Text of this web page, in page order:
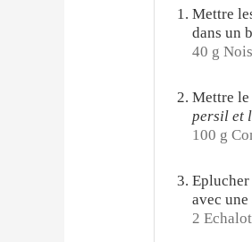
Mettre
dans un
40 g
Mettre
persil et
100 g
Eplucher
avec une
2